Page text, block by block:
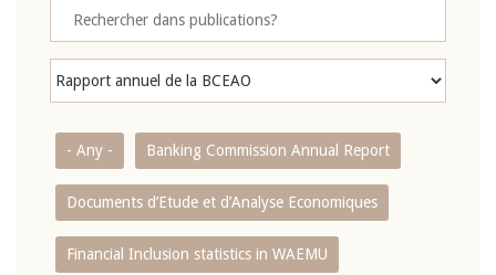
- Any - Banking Commission Annual Report
Documents d’Etude et d’Analyse Economiques
Financial Inclusion statistics in WAEMU